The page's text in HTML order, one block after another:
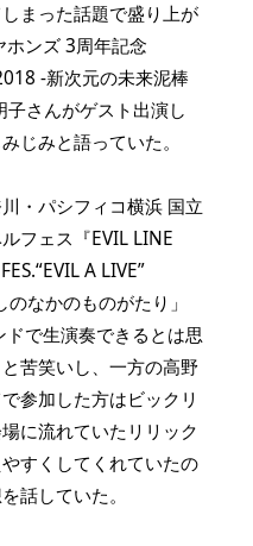
まった話題で盛り上が
ホンズ 3周年記念
-新次元の未来泥棒
さんがゲスト出演し
じみと語っていた。
・パシフィコ横浜 国立
フェス『EVIL LINE
A LIVE”
なかのものがたり」
で生演奏できるとは思
苦笑いし、一方の高野
参加した方はビックリ
に流れていたリリック
すくしてくれていたの
話していた。